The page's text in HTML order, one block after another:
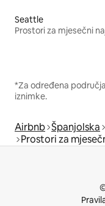
Seattle
Prostori za mjesečni
*Za određena
iznimke.
Airbnb Španjolska
Prostori za